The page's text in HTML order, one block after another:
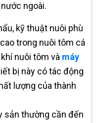
ngoài.
kỹ thuật nuôi phù
trong nuôi tôm cá
nuôi tôm và máy
bị này có tác động
lượng của thành
sản thường cần đến